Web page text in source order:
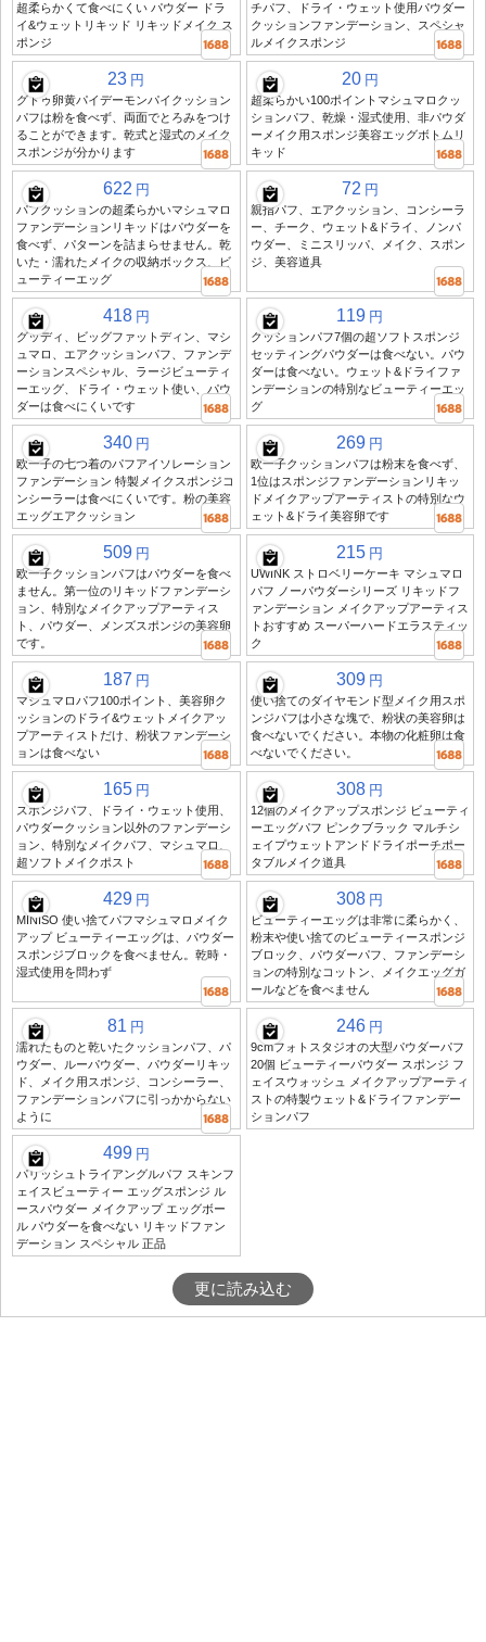
超柔らかくて食べにくい パウダー ドラ
イ&ウェットリキッド リキッドメイク ス
ポンジ
チパフ、ドライ・ウェット使用パウダー
クッションファンデーション、スペシャ
ルメイクスポンジ
23 円
グトゥ卵黄パイデーモンパイクッション
パフは粉を食べず、両面でとろみをつけ
ることができます。乾式と湿式のメイク
スポンジが分かります
20 円
超柔らかい100ポイントマシュマロクッ
ションパフ、乾燥・湿式使用、非パウダ
ーメイク用スポンジ美容エッグボトムリ
キッド
622 円
パフクッションの超柔らかいマシュマロ
ファンデーションリキッドはパウダーを
食べず、パターンを詰まらせません。乾
いた・濡れたメイクの収納ボックス、ビ
ューティーエッグ
72 円
親指パフ、エアクッション、コンシーラ
ー、チーク、ウェット&ドライ、ノンパ
ウダー、ミニスリッパ、メイク、スポン
ジ、美容道具
418 円
グッディ、ビッグファットディン、マシ
ュマロ、エアクッションパフ、ファンデ
ーションスペシャル、ラージビューティ
ーエッグ、ドライ・ウェット使い、パウ
ダーは食べにくいです
119 円
クッションパフ7個の超ソフトスポンジ
セッティングパウダーは食べない。パウ
ダーは食べない。ウェット&ドライファ
ンデーションの特別なビューティーエッ
グ
340 円
欧一子の七つ着のパフアイソレーション
ファンデーション 特製メイクスポンジコ
ンシーラーは食べにくいです。粉の美容
エッグエアクッション
269 円
欧一子クッションパフは粉末を食べず、
1位はスポンジファンデーションリキッ
ドメイクアップアーティストの特別なウ
ェット&ドライ美容卵です
509 円
欧一子クッションパフはパウダーを食べ
ません。第一位のリキッドファンデーシ
ョン、特別なメイクアップアーティス
ト、パウダー、メンズスポンジの美容卵
です。
215 円
UWINK ストロベリーケーキ マシュマロ
パフ ノーパウダーシリーズ リキッドフ
ァンデーション メイクアップアーティス
トおすすめ スーパーハードエラスティッ
ク
187 円
マシュマロパフ100ポイント、美容卵ク
ッションのドライ&ウェットメイクアッ
プアーティストだけ、粉状ファンデーシ
ョンは食べない
309 円
使い捨てのダイヤモンド型メイク用スポ
ンジパフは小さな塊で、粉状の美容卵は
食べないでください。本物の化粧卵は食
べないでください。
165 円
スポンジパフ、ドライ・ウェット使用、
パウダークッション以外のファンデーシ
ョン、特別なメイクパフ、マシュマロ、
超ソフトメイクポスト
308 円
12個のメイクアップスポンジ ビューティ
ーエッグパフ ピンクブラック マルチシ
ェイプウェットアンドドライポーチポー
タブルメイク道具
429 円
MINISO 使い捨てパフマシュマロメイク
アップ ビューティーエッグは、パウダー
スポンジブロックを食べません。乾時・
湿式使用を問わず
308 円
ビューティーエッグは非常に柔らかく、
粉末や使い捨てのビューティースポンジ
ブロック、パウダーパフ、ファンデーシ
ョンの特別なコットン、メイクエッグガ
ールなどを食べません
81 円
濡れたものと乾いたクッションパフ、パ
ウダー、ルーパウダー、パウダーリキッ
ド、メイク用スポンジ、コンシーラー、
ファンデーションパフに引っかからない
ように
246 円
9cmフォトスタジオの大型パウダーパフ
20個 ビューティーパウダー スポンジ フ
ェイスウォッシュ メイクアップアーティ
ストの特製ウェット&ドライファンデー
ションパフ
499 円
パリッシュトライアングルパフ スキンフ
ェイスビューティー エッグスポンジ ル
ースパウダー メイクアップ エッグボー
ル パウダーを食べない リキッドファン
デーション スペシャル 正品
更に読み込む